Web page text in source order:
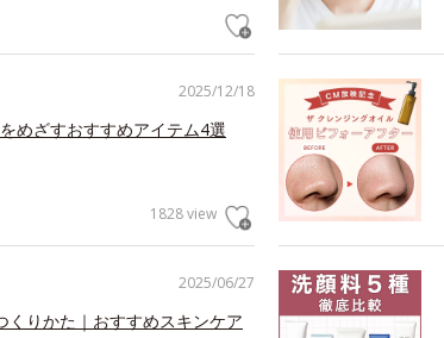
2025/12/18
めざすおすすめアイテム4選
1828 view
2025/06/27
りかた｜おすすめスキンケア